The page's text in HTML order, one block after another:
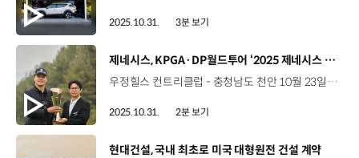
2025.10.31. 3분 보기
[동영상]
제네시스, KPGA·DP월드투어 ‘2025 제네시스 챔피언십’ 성료
우정힐스 컨트리클럽 - 충청남도 천안 10월 23일부터 나흘간 KPGA 투어·DP 월드투어 공동 주관, ‘2025 제네시스 챕피언십’ 개최 국내외 정상급 선수들 대거 참가 왕좌를 향한 그린 위에서의 치열한 싸움 4라운드 최종 합계 11언더파 273타를 기록한 이정환 선수 우승 상금 68만 달러와 GV80 차량 수여 DP월드투어 2년 시드 획득 국내외에서 활발하게 골프 후원을 이어온 제네시스 ‘제네시스 포인트’ 제도 통해 국내 선수들의 해외 투어 진출 지원 제네시스 챔피언십에서만 만날 수 있는 특별한 공간 선수 및 캐디의 전용 휴식 공간 ‘플레이어스 앤드 캐디스 카페’ (Players Caddies Cafe) 관람객을 위한 ‘팬 빌리지’ 조성 골프·라이프스타일 관련 제네시스 컬렉션 상품 전시 및 판매 ‘제네시스 청주’ 오픈 기념, 조성호 작가의 특별전 공예품이 전시된 ‘제네시스 스위트’ 대회장 곳곳에 GV80와 G80 블랙 등 전시 제네시스만의 차별화된 ‘환대’ 프로그램에 큰 호응 “스포츠와 함께 하는 제네시스만의 럭셔리 브랜드 경험”
2025.10.31. 2분 보기
[동영상]
현대건설, 국내 최초로 미국 대형원전 건설 계약